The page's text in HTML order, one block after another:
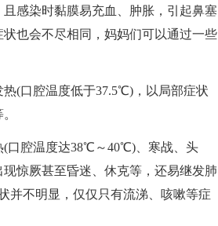
感染时黏膜易充血、肿胀，引起鼻塞
也会不尽相同，妈妈们可以通过一些
(口腔温度低于37.5℃)，以局部症状
腔温度达38℃～40℃)、寒战、头
惊厥甚至昏迷、休克等，还易继发肺
并不明显，仅仅只有流涕、咳嗽等症